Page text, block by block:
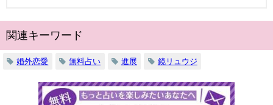
関連キーワード
婚外恋愛 無料占い 進展 鏡リュウジ